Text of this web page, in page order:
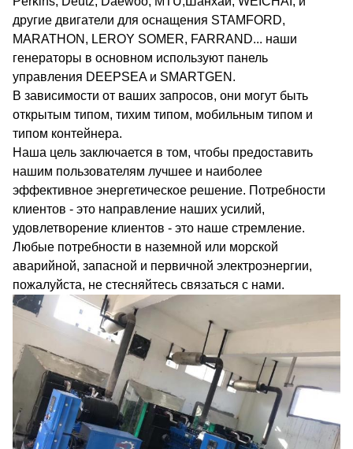
другие двигатели для оснащения STAMFORD,
MARATHON, LEROY SOMER, FARRAND... наши
генераторы в основном используют панель
управления DEEPSEA и SMARTGEN.
В зависимости от ваших запросов, они могут быть
открытым типом, тихим типом, мобильным типом и
типом контейнера.
Наша цель заключается в том, чтобы предоставить
нашим пользователям лучшее и наиболее
эффективное энергетическое решение. Потребности
клиентов - это направление наших усилий,
удовлетворение клиентов - это наше стремление.
Любые потребности в наземной или морской
аварийной, запасной и первичной электроэнергии,
пожалуйста, не стесняйтесь связаться с нами.